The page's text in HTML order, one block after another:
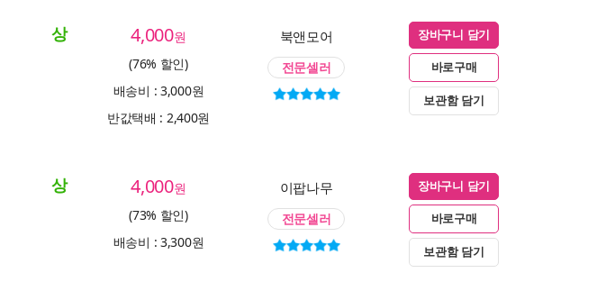
상 4,000원
(76% 할인)
배송비 : 3,000원
반값택배 : 2,400원
북앤모어
전문셀러
장바구니 담기
바로구매
보관함 담기
상 4,000원
(73% 할인)
배송비 : 3,300원
이팝나무
전문셀러
장바구니 담기
바로구매
보관함 담기